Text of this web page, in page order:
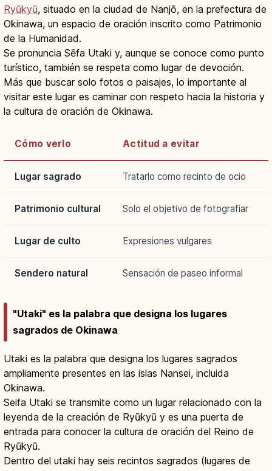
Ryūkyū, situado en la ciudad de Nanjō, en la prefectura de
Okinawa, un espacio de oración inscrito como Patrimonio
de la Humanidad.
Se pronuncia Sēfa Utaki y, aunque se conoce como punto
turístico, también se respeta como lugar de devoción.
Más que buscar solo fotos o paisajes, lo importante al
visitar este lugar es caminar con respeto hacia la historia y
la cultura de oración de Okinawa.
Cómo verlo Actitud a evitar
Lugar sagrado Tratarlo como recinto de ocio
Patrimonio cultural Solo el objetivo de fotografiar
Lugar de culto Expresiones vulgares
Sendero natural Sensación de paseo informal
"Utaki" es la palabra que designa los lugares
sagrados de Okinawa
Utaki es la palabra que designa los lugares sagrados
ampliamente presentes en las islas Nansei, incluida
Okinawa.
Seifa Utaki se transmite como un lugar relacionado con la
leyenda de la creación de Ryūkyū y es una puerta de
entrada para conocer la cultura de oración del Reino de
Ryūkyū.
Dentro del utaki hay seis recintos sagrados (lugares de